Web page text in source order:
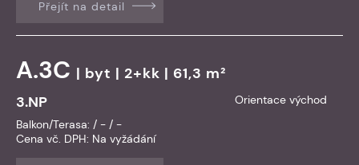
Přejít na detail
A.3C | byt | 2+kk | 61,3 m²
3.NP
Orientace východ
Balkon/Terasa: / - / -
Cena vč. DPH: Na vyžádání